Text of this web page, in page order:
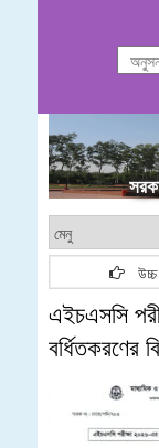
.
উচ্চ
এইচএসসি
বর্ধিতকরণের